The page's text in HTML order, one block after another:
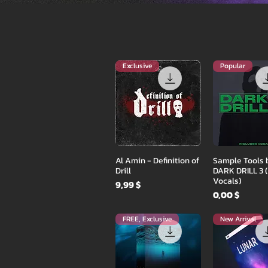
Быстрый просмотр
Exclusive
Al Amin - Definition of
Drill
Цена
9,99 $
Быстрый
Popular
Sample Tools
DARK DRILL 3
Vocals)
Цена
0,00 $
FREE, Exclusive New Arrival